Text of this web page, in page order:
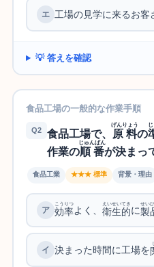
工場の見学に来るお客
💡 答えを確認
食品工場の一般的な作業手順
Q2 食品工場で、 原料
げんりょう
の
作業の順番
じゅんばん
が決まっ
食品工業 ★★★ 標準 背景・理由
効率
こうりつ
よく、 衛生
えいせい
的
てき
に製
せいひ
決まった時間に工場を
し